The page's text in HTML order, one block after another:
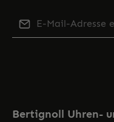
E-Mail-Adresse*
Bertignoll Uhren-